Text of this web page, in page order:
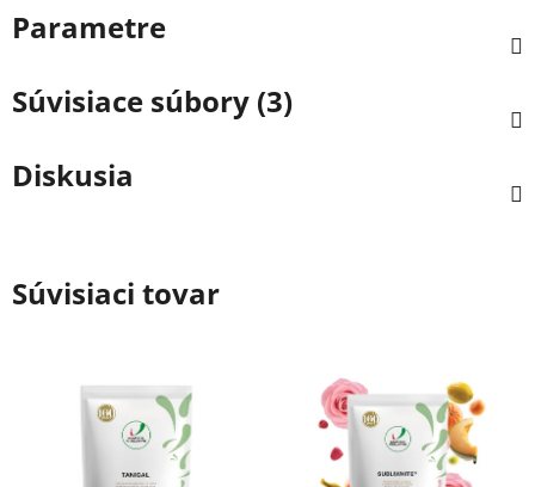
Parametre
Súvisiace súbory (3)
Diskusia
Súvisiaci tovar